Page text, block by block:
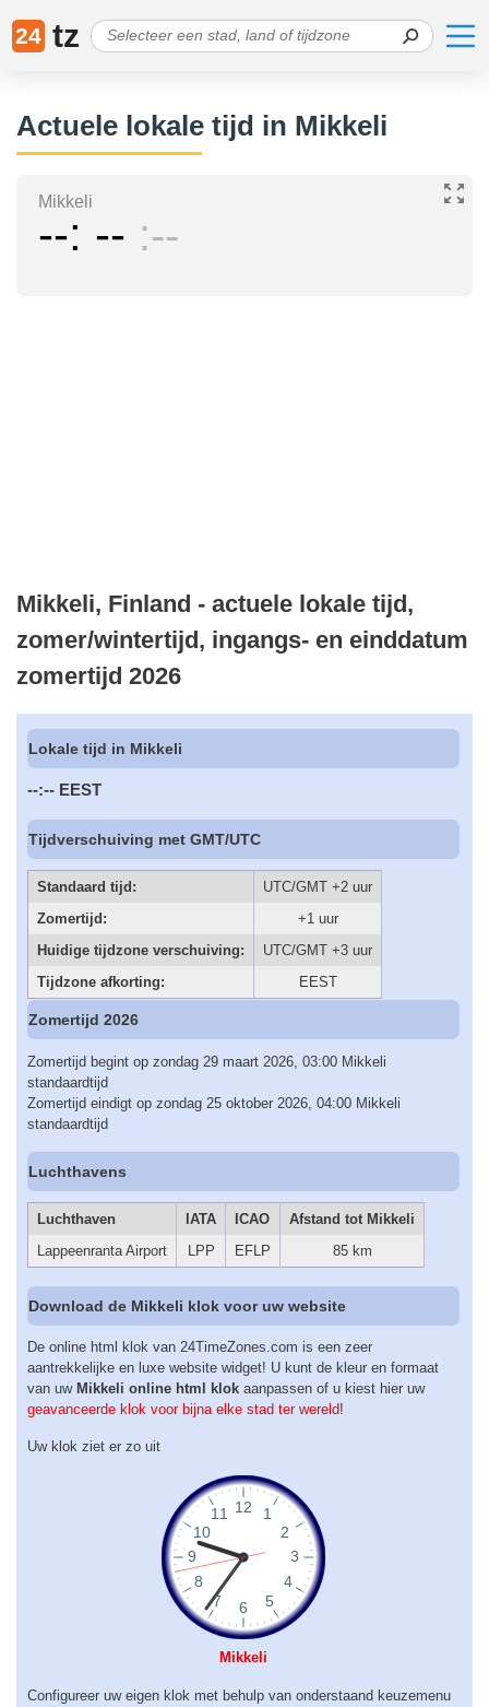
24 tz
Actuele lokale tijd in Mikkeli
Mikkeli
-- -- --
Mikkeli, Finland - actuele lokale tijd,
zomer/wintertijd, ingangs- en einddatum
zomertijd 2026
Lokale tijd in Mikkeli
--:-- EEST
Tijdverschuiving met GMT/UTC
Standaard tijd:
UTC/GMT +2 uur
Zomertijd:
+1 uur
Huidige tijdzone verschuiving:
UTC/GMT +3 uur
Tijdzone afkorting:
EEST
Zomertijd 2026
Zomertijd begint op zondag 29 maart 2026, 03:00 Mikkeli
standaardtijd
Zomertijd eindigt op zondag 25 oktober 2026, 04:00 Mikkeli
standaardtijd
Luchthavens
Luchthaven IATA ICAO
Afstand tot Mikkeli
Lappeenranta Airport
LPP EFLP 85 km
Download de Mikkeli klok voor uw website
De online html klok van 24TimeZones.com is een zeer
aantrekkelijke en luxe website widget! U kunt de kleur en formaat
van uw Mikkeli online html klok aanpassen of u kiest hier uw
geavanceerde klok voor bijna elke stad ter wereld!
Uw klok ziet er zo uit
Mikkeli
Configureer uw eigen klok met behulp van onderstaand keuzemenu